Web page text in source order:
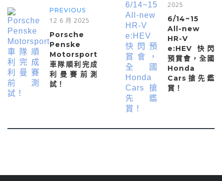
PREVIOUS
12 6 月 2025
Porsche
Penske
Motorsport
車隊順利完成
利曼賽前測
試！
2025
6/14~15
All-new
HR-V
e:HEV 快閃
預賞會，全國
Honda
Cars搶先鑑
賞！